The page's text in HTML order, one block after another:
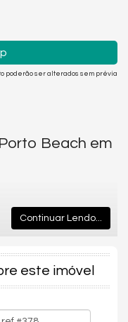
poderão ser alterados sem prévia
Beach em
Continuar Lendo...
este imóvel